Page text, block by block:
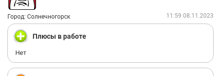
Город: Солнечногорск 11:59 08.11.2023
Плюсы в работе
Нет